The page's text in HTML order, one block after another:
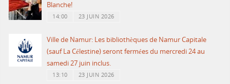
Blanche!
14:00 23 JUIN 2026
Ville de Namur: Les bibliothèques de Namur Capitale
(sauf La Célestine) seront fermées du mercredi 24 au
samedi 27 juin inclus.
13:10 23 JUIN 2026